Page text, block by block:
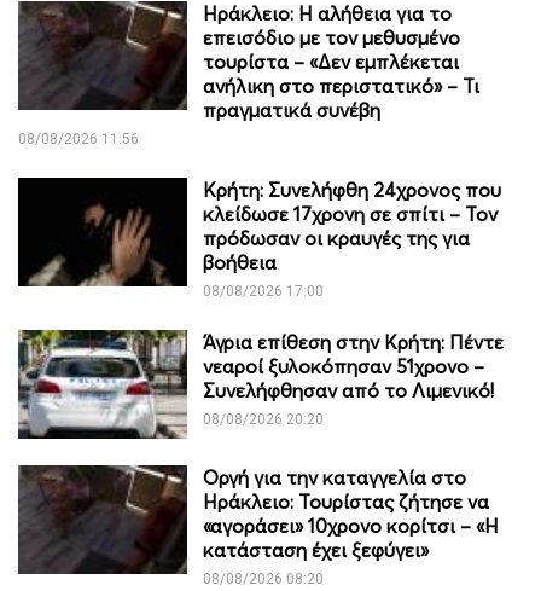
Ηράκλειο: Η αλήθεια για το
επεισόδιο με τον μεθυσμένο
τουρίστα – «Δεν εμπλέκεται
ανήλικη στο περιστατικό» – Τι
πραγματικά συνέβη
08/08/2026 11:56
Κρήτη: Συνελήφθη 24χρονος που
κλείδωσε 17χρονη σε σπίτι – Τον
πρόδωσαν οι κραυγές της για
βοήθεια
08/08/2026 17:00
Άγρια επίθεση στην Κρήτη: Πέντε
νεαροί ξυλοκόπησαν 51χρονο –
Συνελήφθησαν από το Λιμενικό!
08/08/2026 20:20
Οργή για την καταγγελία στο
Ηράκλειο: Τουρίστας ζήτησε να
«αγοράσει» 10χρονο κορίτσι – «Η
κατάσταση έχει ξεφύγει»
08/08/2026 08:20